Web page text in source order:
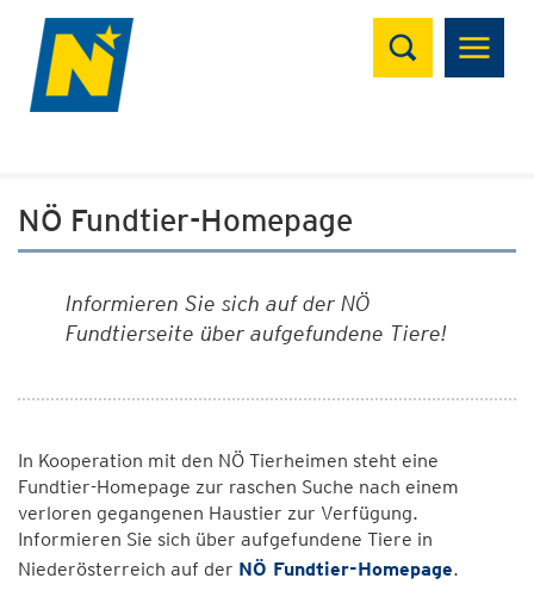
Suchen
NÖ Fundtier-Homepage
Informieren Sie sich auf der NÖ
Fundtierseite über aufgefundene Tiere!
In Kooperation mit den NÖ Tierheimen steht eine
Fundtier-Homepage zur raschen Suche nach einem
verloren gegangenen Haustier zur Verfügung.
Informieren Sie sich über aufgefundene Tiere in
Niederösterreich auf der NÖ Fundtier-Homepage.